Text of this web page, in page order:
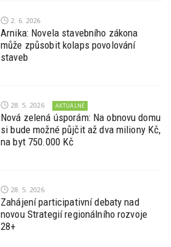
2. 6. 2026
Arnika: Novela stavebního zákona
může způsobit kolaps povolování
staveb
28. 5. 2026 AKTUÁLNĚ
Nová zelená úsporám: Na obnovu domu
si bude možné půjčit až dva miliony Kč,
na byt 750.000 Kč
28. 5. 2026
Zahájení participativní debaty nad
novou Strategií regionálního rozvoje
28+